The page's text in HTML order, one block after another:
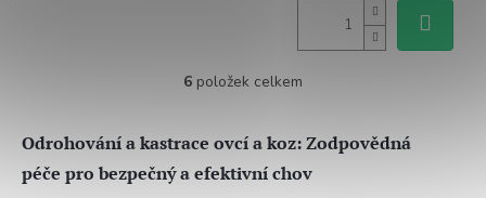
O
l
á
d
6 položek celkem
Odrohování a kastrace ovcí a koz: Zodpovědná
péče pro bezpečný a efektivní chov